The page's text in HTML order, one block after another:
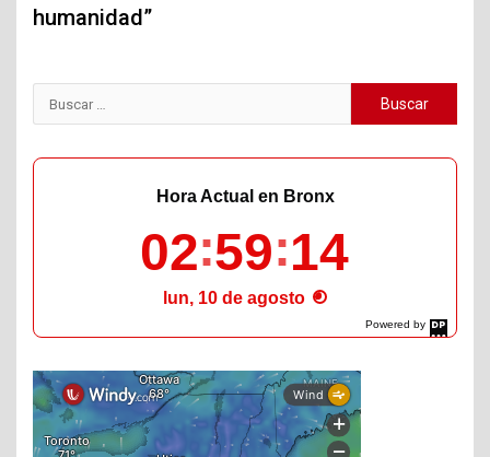
humanidad”
Buscar:
Powered by
DaysPedia.com
Hora Actual en Bronx
02 59 15
lun, 10 de agosto